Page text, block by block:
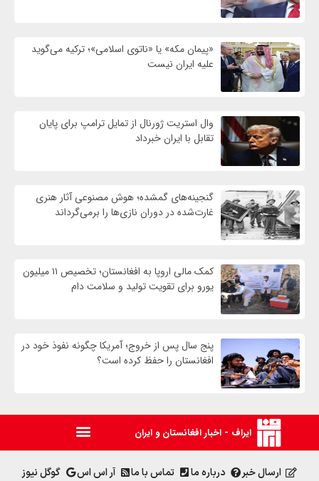
«پیمان مکه» یا «ناتوی اسلامی»؛ ترکیه می‌گوید
علیه ایران نیست
وال‌ استریت ژورنال از تمایل ترامپ برای پایان
تقابل با ایران خبرداد
گنجینه‌های گمشده؛ هوش مصنوعی آثار هنری
غارت‌شده در دوران نازی‌ها را برمی‌گرداند
کمک مالی اروپا به افغانستان؛ تخصیص ۱۱ میلیون
یورو برای تقویت تولید و سلامت دام
پنج سال پس از خروج؛ آمریکا چگونه نفوذ خود در
افغانستان را حفظ کرده است؟
ایراف - اخبار افغانستان و ایران
ارسال خبر درباره ما تماس با ما آر اس اس گوگل نیوز